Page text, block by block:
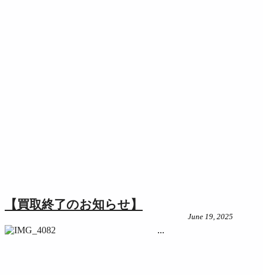
【買取終了のお知らせ】
June 19, 2025
...